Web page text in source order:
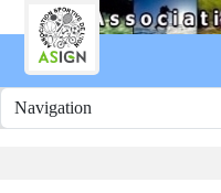
Panneau de gestion des cookies